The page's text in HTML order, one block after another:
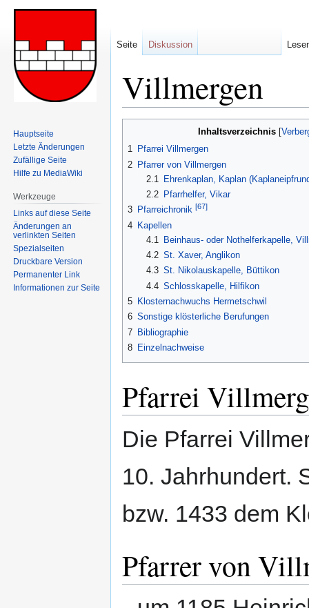
Villmergen
Inhaltsverzeichnis
1 Pfarrei Villmergen
2 Pfarrer von Villmergen
2.1
Ehrenkaplan, Kaplan
2.2
Pfarrhelfer, Vikar
3 Pfarreichronik [67]
4 Kapellen
4.1
Beinhaus- oder Nothelferkapelle,
4.2 St. Xaver, Anglikon
4.3 St. Nikolauskapelle, Büttikon
4.4 Schlosskapelle, Hilfikon
5 Klosternachwuchs Hermetschwil
6 Sonstige klösterliche Berufungen
7 Bibliographie
8 Einzelnachweise
Pfarrei
Die Pfarrei
10. Jahrhundert.
bzw. 1433 dem
Pfarrer von
Seite Diskussion
Hauptseite
Letzte Änderungen
Zufällige Seite
Hilfe zu MediaWiki
Werkzeuge
Links auf diese Seite
Änderungen an
verlinkten Seiten
Spezialseiten
Druckbare Version
Permanenter Link
Informationen zur Seite